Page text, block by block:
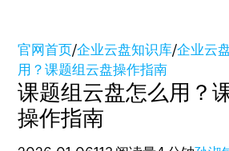
官网首页/企业云盘知识库/企业云
用？课题组云盘操作指南
课题组云盘怎么用？
操作指南